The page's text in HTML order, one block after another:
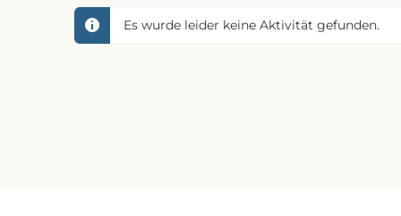
filters
Es wurde leider keine Aktivität gefunden.